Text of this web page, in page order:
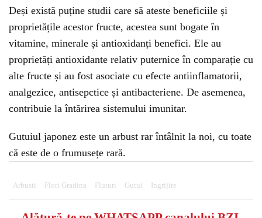
Deși există puține studii care să ateste beneficiile și
proprietățile acestor fructe, acestea sunt bogate în
vitamine, minerale și antioxidanți benefici. Ele au
proprietăți antioxidante relativ puternice în comparație cu
alte fructe și au fost asociate cu efecte antiinflamatorii,
analgezice, antisepctice și antibacteriene. De asemenea,
contribuie la întărirea sistemului imunitar.
Gutuiul japonez este un arbust rar întâlnit la noi, cu toate
că este de o frumusețe rară.
Arbusti Flori Gradina Fluturi Gutui Ingrijire